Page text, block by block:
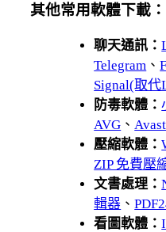
其他常用軟體下載：
聊天通訊：
Telegram 、
Signal(取代
防毒軟體：
AVG 、 Avast
壓縮軟體：
ZIP 免費壓
文書處理：
輯器 、
看圖軟體：